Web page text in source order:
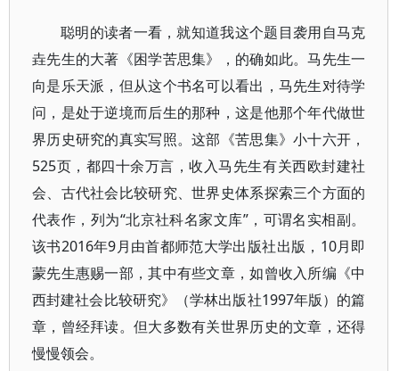
聪明的读者一看，就知道我这个题目袭用自马克
垚先生的大著《困学苦思集》，的确如此。马先生一
向是乐天派，但从这个书名可以看出，马先生对待学
问，是处于逆境而后生的那种，这是他那个年代做世
界历史研究的真实写照。这部《苦思集》小十六开，
525页，都四十余万言，收入马先生有关西欧封建社
会、古代社会比较研究、世界史体系探索三个方面的
代表作，列为“北京社科名家文库”，可谓名实相副。
该书2016年9月由首都师范大学出版社出版，10月即
蒙先生惠赐一部，其中有些文章，如曾收入所编《中
西封建社会比较研究》（学林出版社1997年版）的篇
章，曾经拜读。但大多数有关世界历史的文章，还得
慢慢领会。